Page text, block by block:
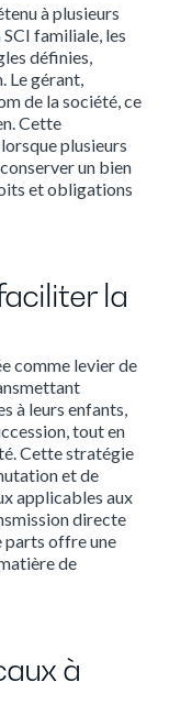
à plusieurs
familiale, les
définies,
Le gérant,
de la société, ce
Cette
plusieurs
un bien
et obligations
la
comme levier de
à leurs enfants,
tout en
Cette stratégie
et de
applicables aux
directe
parts offre une
de
à